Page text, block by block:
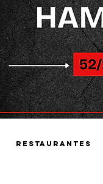
Restaurantes